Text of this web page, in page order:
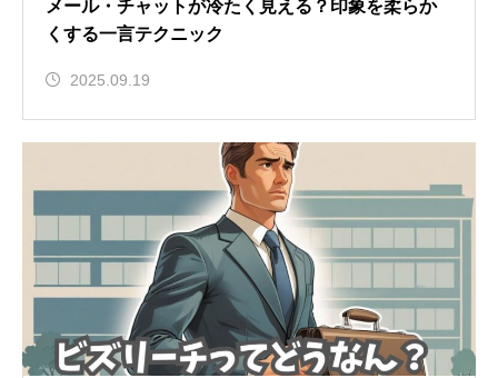
メール・チャットが冷たく見える？印象を柔らか
くする一言テクニック
2025.09.19